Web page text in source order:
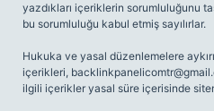
yazdıkları içeriklerin sorumluluğunu
bu sorumluluğu kabul etmiş sayılırlar.
Hukuka ve yasal düzenlemelere
içerikleri,
ilgili içerikler yasal süre içerisinde